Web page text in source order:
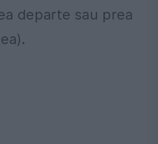
departe sau prea